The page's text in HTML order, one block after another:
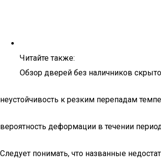
Читайте также:
Обзор дверей без наличников
неустойчивость к резким перепадам
вероятность деформации в течении
Следует понимать, что названные